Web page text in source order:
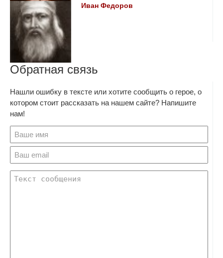
Иван Федоров
Обратная связь
Нашли ошибку в тексте или хотите сообщить о герое, о
котором стоит рассказать на нашем сайте? Напишите
нам!